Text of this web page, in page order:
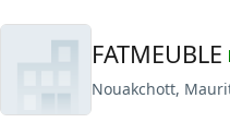
FATMEUBLE
Nouakchott,